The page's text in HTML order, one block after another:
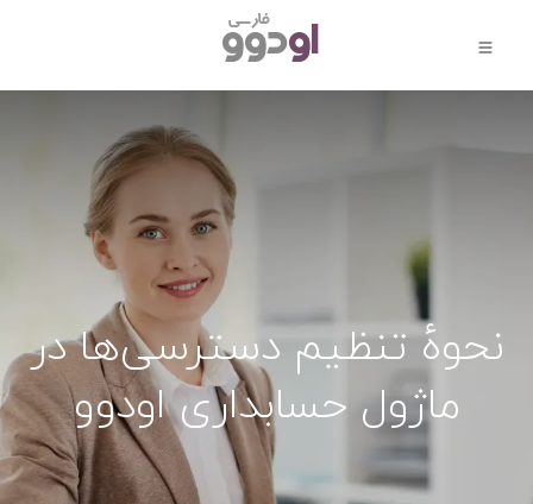
نحوهٔ تنظیم دسترسی‌ها در
ماژول حسابداری اودوو